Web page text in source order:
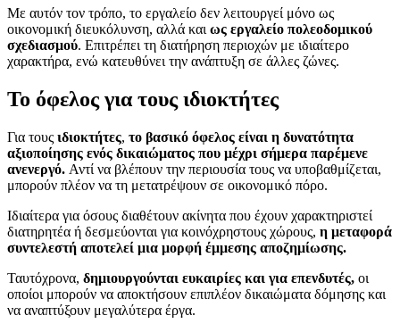
Με αυτόν τον τρόπο, το εργαλείο δεν λειτουργεί μόνο ως
οικονομική διευκόλυνση, αλλά και ως εργαλείο πολεοδομικού
σχεδιασμού. Επιτρέπει τη διατήρηση περιοχών με ιδιαίτερο
χαρακτήρα, ενώ κατευθύνει την ανάπτυξη σε άλλες ζώνες.
Το όφελος για τους ιδιοκτήτες
Για τους ιδιοκτήτες, το βασικό όφελος είναι η δυνατότητα
αξιοποίησης ενός δικαιώματος που μέχρι σήμερα παρέμενε
ανενεργό. Αντί να βλέπουν την περιουσία τους να υποβαθμίζεται,
μπορούν πλέον να τη μετατρέψουν σε οικονομικό πόρο.
Ιδιαίτερα για όσους διαθέτουν ακίνητα που έχουν χαρακτηριστεί
διατηρητέα ή δεσμεύονται για κοινόχρηστους χώρους, η μεταφορά
συντελεστή αποτελεί μια μορφή έμμεσης αποζημίωσης.
Ταυτόχρονα, δημιουργούνται ευκαιρίες και για επενδυτές, οι
οποίοι μπορούν να αποκτήσουν επιπλέον δικαιώματα δόμησης και
να αναπτύξουν μεγαλύτερα έργα.